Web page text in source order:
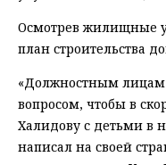
Осмотрев жилищные
план строительства
«Должностным
вопросом, чтобы в
Халидову с детьми в
написал на своей